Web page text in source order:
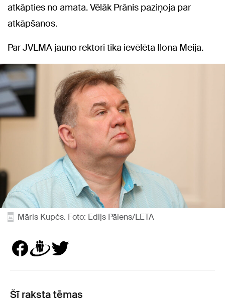
atkāpties no amata. Vēlāk Prānis paziņoja par
atkāpšanos.
Par JVLMA jauno rektori tika ievēlēta Ilona Meija.
Māris Kupčs. Foto: Edijs Pālens/LETA
Šī raksta tēmas